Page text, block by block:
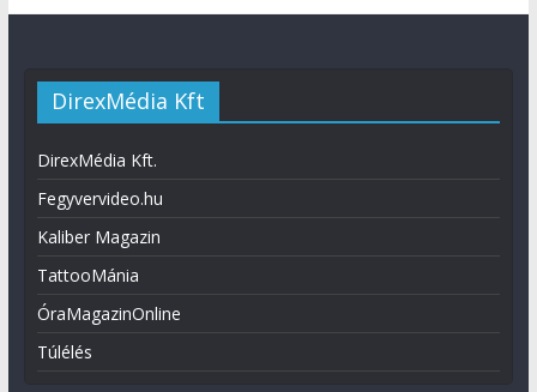
DirexMédia Kft
DirexMédia Kft.
Fegyvervideo.hu
Kaliber Magazin
TattooMánia
ÓraMagazinOnline
Túlélés